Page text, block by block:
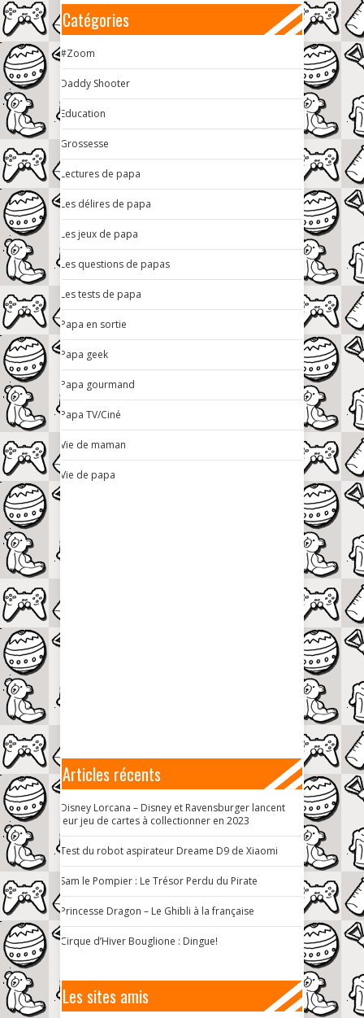
Catégories
#Zoom
Daddy Shooter
Education
Grossesse
Lectures de papa
Les délires de papa
Les jeux de papa
Les questions de papas
Les tests de papa
Papa en sortie
Papa geek
Papa gourmand
Papa TV/Ciné
Vie de maman
Vie de papa
Articles récents
Disney Lorcana – Disney et Ravensburger lancent
leur jeu de cartes à collectionner en 2023
Test du robot aspirateur Dreame D9 de Xiaomi
Sam le Pompier : Le Trésor Perdu du Pirate
Princesse Dragon – Le Ghibli à la française
Cirque d’Hiver Bouglione : Dingue!
Les sites amis